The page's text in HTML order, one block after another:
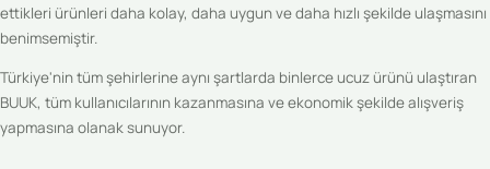
ettikleri ürünleri daha kolay, daha uygun ve daha hızlı şekilde ulaşmasını
benimsemiştir.
Türkiye'nin tüm şehirlerine aynı şartlarda binlerce ucuz ürünü ulaştıran
BUUK, tüm kullanıcılarının kazanmasına ve ekonomik şekilde alışveriş
yapmasına olanak sunuyor.